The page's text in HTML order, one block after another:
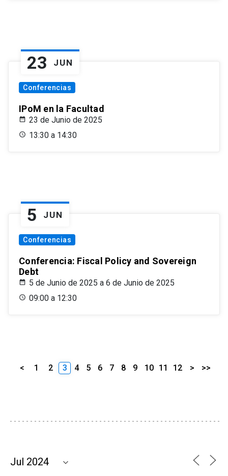
23 JUN
Conferencias
IPoM en la Facultad
23 de Junio de 2025
13:30 a 14:30
5 JUN
Conferencias
Conferencia: Fiscal Policy and Sovereign
Debt
5 de Junio de 2025 a 6 de Junio de 2025
09:00 a 12:30
< 1 2 3 4 5 6 7 8 9 10 11 12 > >>